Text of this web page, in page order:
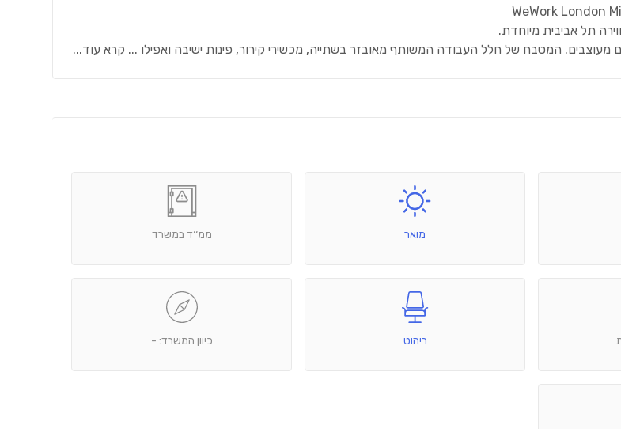
תל אביבית מיוחדת.
מעוצבים. המטבח של חלל העבודה המשותף מאובזר בשתייה, מכשירי קירור, פינות ישיבה ואפילו ... קרא עוד...
מואר ממ׳׳ד במשרד
ריהוט כיוון המשרד: -